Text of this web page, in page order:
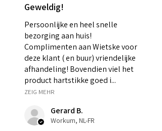
Geweldig!
Persoonlijke en heel snelle
bezorging aan huis!
Complimenten aan Wietske voor
deze klant ( en buur) vriendelijke
afhandeling! Bovendien viel het
product hartstikke goed i...
ZEIG MEHR
Gerard B.
Workum, NL-FR